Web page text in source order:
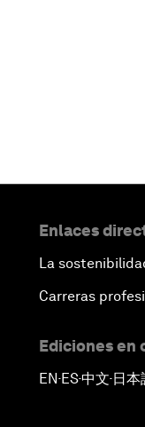
Enlaces
La
Carreras
Ediciones en
EN▪ES▪中文▪ 日本